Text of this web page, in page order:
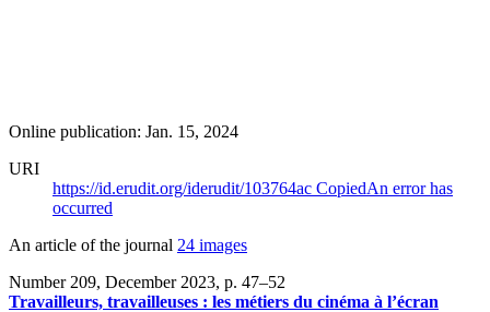
Online publication: Jan. 15, 2024
URI
https://id.erudit.org/iderudit/103764ac CopiedAn error has
occurred
An article of the journal 24 images
Number 209, December 2023, p. 47–52
Travailleurs, travailleuses : les métiers du cinéma à l’écran